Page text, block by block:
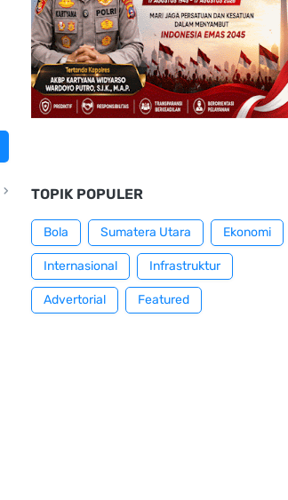
TOPIK POPULER
Bola Sumatera Utara Ekonomi
Internasional Infrastruktur
Advertorial Featured